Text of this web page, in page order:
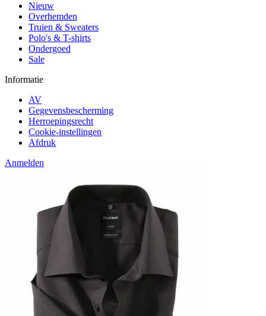
Nieuw
Overhemden
Truien & Sweaters
Polo's & T-shirts
Ondergoed
Sale
Informatie
AV
Gegevensbescherming
Herroepingsrecht
Cookie-instellingen
Afdruk
Anmelden